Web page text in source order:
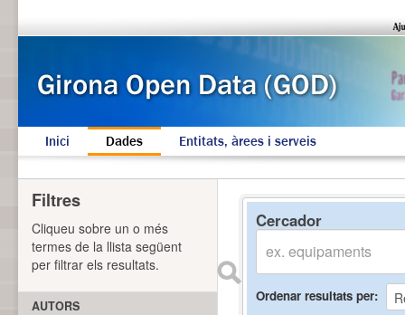
Inici Dades Entitats, àrees i serveis
Cercador
Ordenar resultats per
Filtres
Cliqueu sobre un o més
termes de la llista següent
per filtrar els resultats.
AUTORS